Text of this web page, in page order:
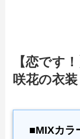
【恋です
咲花の衣装
■MIXカラ